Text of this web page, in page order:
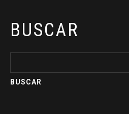
BUSCAR